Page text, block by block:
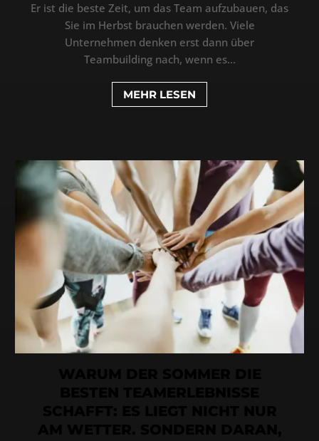
Er ist die beste Zeit, um das Team aufzubauen, das
Sie im Herbst brauchen werden. Viele
Unternehmen denken erst dann über
Teambuilding nach, wenn es...
MEHR LESEN